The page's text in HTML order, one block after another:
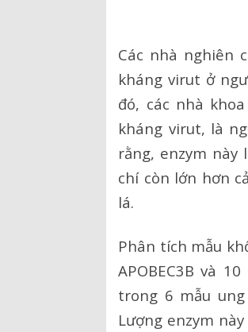
Bác
Hồ
Các nhà nghiên
kháng virut ở
đó, các nhà
kháng virut, là
rằng, enzym
chí còn lớn hơn
lá.
Phân tích mẫu
APOBEC3B và
trong 6 mẫu
Lượng enzym